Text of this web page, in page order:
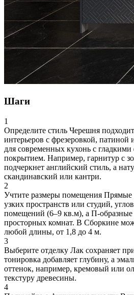
Шаги
1
Определите стиль Черешня
интерьеров с фрезеровкой,
для современных кухонь с
покрытием. Например, гарнитур с
подчеркнет английский стиль, а
скандинавский или кантри.
2
Учтите размеры помещения Прямые
узких пространств или студий,
помещений (6–9 кв.м), а П-
просторных комнат. В Сборкине
любой длины, от 1,8 до 4 м.
3
Выберите отделку Лак сохраняет
тонировка добавляет глубину, а
оттенок, например, кремовый или
текстуру древесины.
4